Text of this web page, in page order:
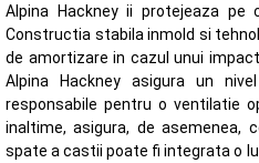
Alpina Hackney ii protejeaza
Constructia stabila inmold si
de amortizare in cazul unui
Alpina Hackney asigura un
responsabile pentru o ventilatie
inaltime, asigura, de asemenea,
spate a castii poate fi integrata o